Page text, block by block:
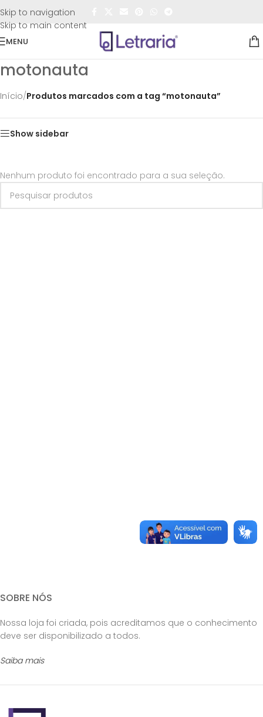
Skip to navigation
Skip to main content
FRETE GRÁTIS
MENU
motonauta
Início/Produtos marcados com a tag “motonauta”
Show sidebar
Nenhum produto foi encontrado para a sua seleção.
SOBRE NÓS
Nossa loja foi criada, pois acreditamos que o conhecimento
deve ser disponibilizado a todos.
Saiba mais